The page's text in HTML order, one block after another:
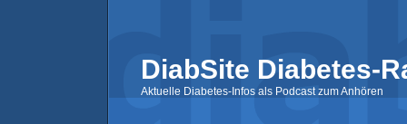
DiabSite Diabetes-
Aktuelle Diabetes-Infos als Podcast zum Anhören